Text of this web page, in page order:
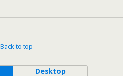
Back to top
Desktop